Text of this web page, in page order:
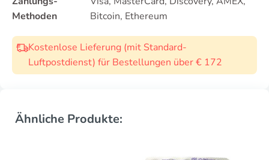
Methoden
Bitcoin, Ethereum
Kostenlose Lieferung (mit Standard-
Luftpostdienst) für Bestellungen über € 172
Ähnliche Produkte: